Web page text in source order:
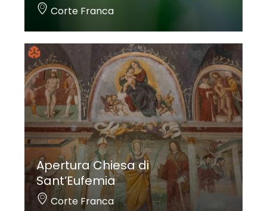
Corte Franca
Apertura Chiesa di
Sant’Eufemia
Corte Franca